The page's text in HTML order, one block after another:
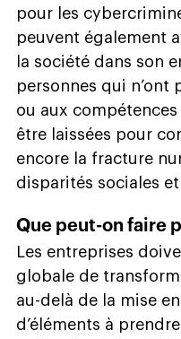
pour les
peuvent également
la société dans son
personnes qui n’ont
ou aux
être laissées pour
encore la fracture
disparités sociales
Que peut-on faire
Les entreprises
globale de
au-delà de la mise
d’éléments à